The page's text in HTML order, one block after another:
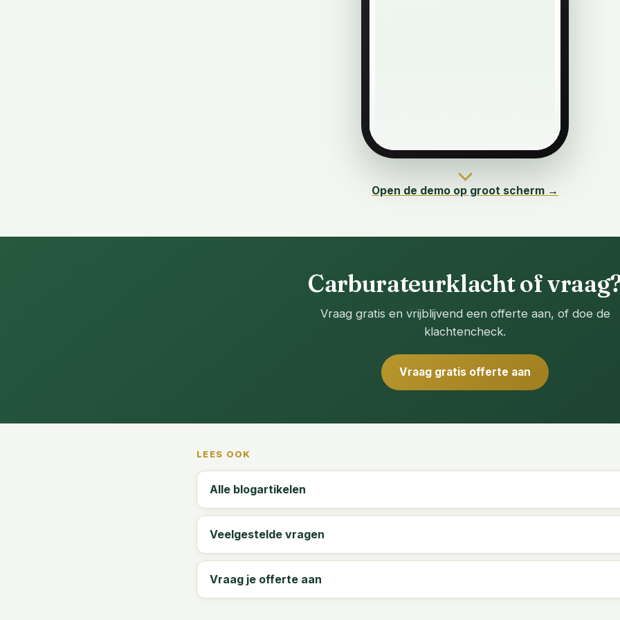
Open de demo op groot scherm →
Carburateurklacht of
Vraag gratis en vrijblijvend een offerte aan, of doe de
klachtencheck.
Vraag gratis offerte aan
LEES OOK
Alle blogartikelen
Veelgestelde vragen
Vraag je offerte aan